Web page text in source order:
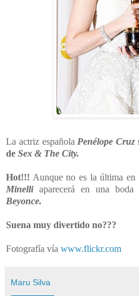
La actriz española Penélope Cruz
de Sex & The City.
Hot!!! Aunque no es la última en
Minelli aparecerá en una boda
Beyonce.
Suena muy divertido no???
Fotografía vía www.flickr.com
Maru Silva